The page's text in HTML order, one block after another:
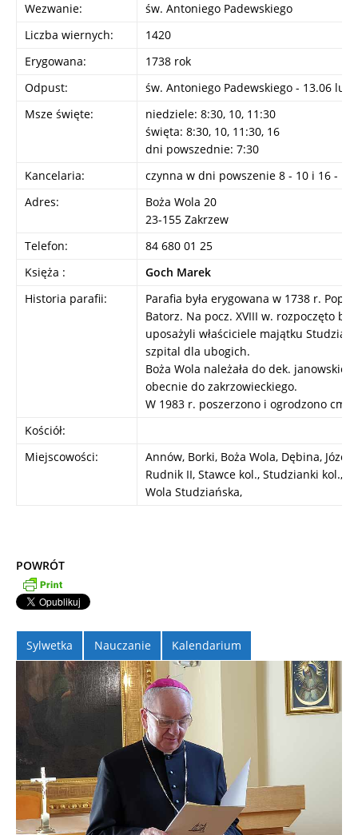
Wezwanie:
św. Antoniego Padewskiego
Liczba wiernych:
1420
Erygowana:
1738 rok
Odpust:
św. Antoniego Padewskiego - 13.06
Msze święte:
niedziele: 8:30, 10, 11:30
święta: 8:30, 10, 11:30, 16
dni powszednie: 7:30
Kancelaria:
czynna w dni powszenie 8 - 10 i 16 - 18
Adres:
Boża Wola 20
23-155 Zakrzew
Telefon:
84 680 01 25
Księża :
Goch Marek
Historia parafii:
Parafia była erygowana w 1738 r.
Batorz. Na pocz. XVIII w. rozpoczęto
uposażyli właściciele majątku
szpital dla ubogich.
Boża Wola należała do dek.
obecnie do zakrzowieckiego.
W 1983 r. poszerzono i ogrodzono
Kościół:
Miejscowości:
Annów, Borki, Boża Wola, Dębina,
Rudnik II, Stawce kol., Studzianki kol.,
Wola Studziańska,
POWRÓT
Sylwetka Nauczanie Kalendarium